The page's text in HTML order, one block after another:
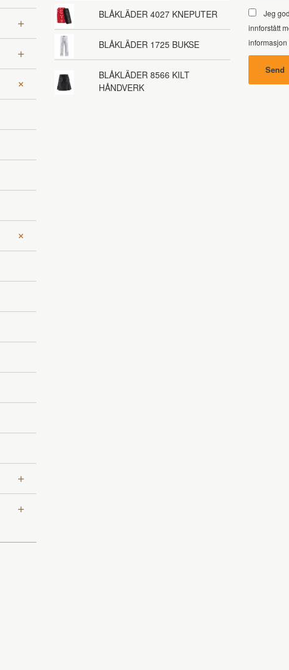
BLÅKLÄDER 4027 KNEPUTER
BLÅKLÄDER 1725 BUKSE
BLÅKLÄDER 8566 KILT
HÅNDVERK
Jeg
innforstått
informasjon